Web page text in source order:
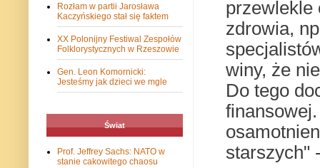
przewlekle
zdrowia,
winy, że
Do tego
starszych"
Rozłam w partii Jarosława
Kaczyńskiego stał się faktem
XX Polonijny Festiwal Zespołów
Folklorystycznych w Rzeszowie
Gen. Leon Komornicki:
Jesteśmy jak dzieci we mgle
Świat
Prof. Jeffrey Sachs: NATO w
stanie cakowitego chaosu